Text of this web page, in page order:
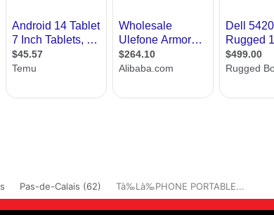
Pas-de-Calais (62) Tà‰Là‰PHONE PORTABLE...